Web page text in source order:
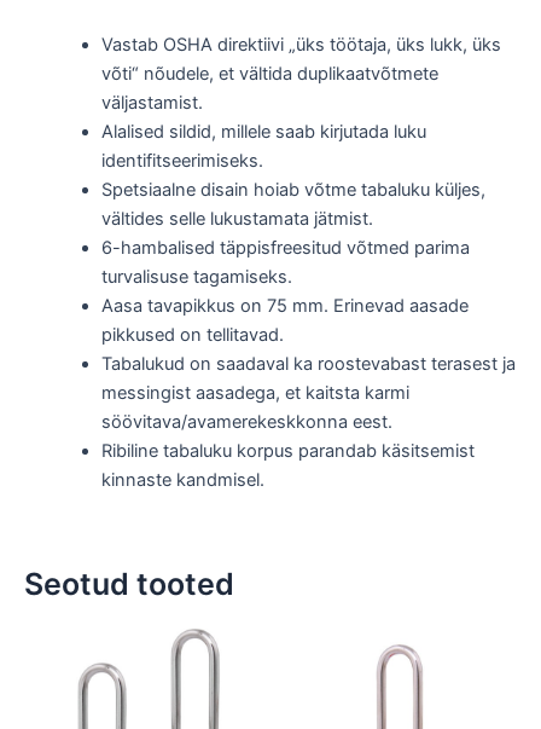
Vastab OSHA direktiivi „üks töötaja, üks lukk, üks
võti“ nõudele, et vältida duplikaatvõtmete
väljastamist.
Alalised sildid, millele saab kirjutada luku
identifitseerimiseks.
Spetsiaalne disain hoiab võtme tabaluku küljes,
vältides selle lukustamata jätmist.
6-hambalised täppisfreesitud võtmed parima
turvalisuse tagamiseks.
Aasa tavapikkus on 75 mm. Erinevad aasade
pikkused on tellitavad.
Tabalukud on saadaval ka roostevabast terasest ja
messingist aasadega, et kaitsta karmi
söövitava/avamerekeskkonna eest.
Ribiline tabaluku korpus parandab käsitsemist
kinnaste kandmisel.
Seotud tooted